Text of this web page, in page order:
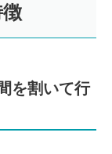
を割いて行